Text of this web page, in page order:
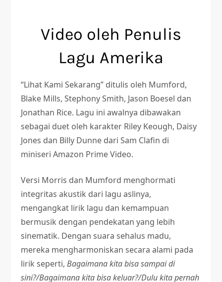
Video oleh Penulis
Lagu Amerika
“Lihat Kami Sekarang” ditulis oleh Mumford,
Blake Mills, Stephony Smith, Jason Boesel dan
Jonathan Rice. Lagu ini awalnya dibawakan
sebagai duet oleh karakter Riley Keough, Daisy
Jones dan Billy Dunne dari Sam Clafin di
miniseri Amazon Prime Video.
Versi Morris dan Mumford menghormati
integritas akustik dari lagu aslinya,
mengangkat lirik lagu dan kemampuan
bermusik dengan pendekatan yang lebih
sinematik. Dengan suara sehalus madu,
mereka mengharmoniskan secara alami pada
lirik seperti,Bagaimana kita bisa sampai di
sini?/Bagaimana kita bisa keluar?/Dulu kita pernah